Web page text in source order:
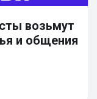
возьмут
и общения